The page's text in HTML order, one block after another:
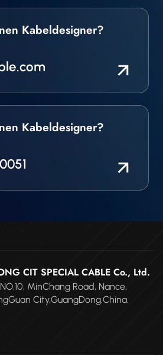
Kabeldesigner?
Kabeldesigner?
CIT SPECIAL CABLE Co., Ltd.
MinChang Road, Nance,
City,GuangDong.China.